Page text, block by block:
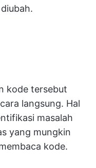
kode tersebut
langsung. Hal
masalah
yang mungkin
kode.